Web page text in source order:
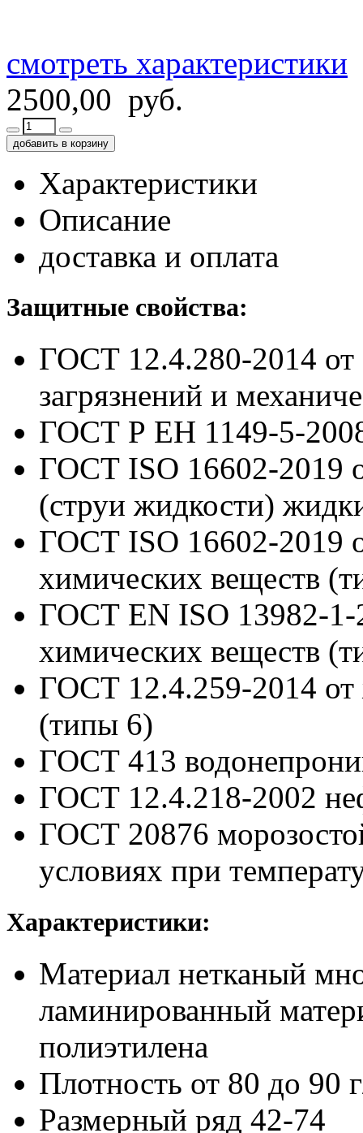
смотреть характеристики
2500,00 руб.
добавить в корзину
Характеристики
Описание
доставка и оплата
Защитные свойства:
ГОСТ 12.4.280-2014
загрязнений и
ГОСТ Р ЕН 1149-5-
ГОСТ ISO 16602-2019
(струи жидкости)
ГОСТ ISO 16602-2019
химических веществ
ГОСТ EN ISO 13982-1-
химических веществ
ГОСТ 12.4.259-2014
(типы 6)
ГОСТ 413
ГОСТ 12.4.218-2002
ГОСТ 20876
условиях при
Характеристики:
Материал нетканый
ламинированный
полиэтилена
Плотность от 80 до 90
Размерный ряд 42-74